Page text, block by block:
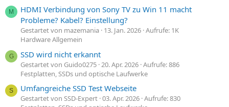
M
HDMI Verbindung von Sony TV zu Win 11 macht
Probleme? Kabel? Einstellung?
Gestartet von mazemania 13. Jan. 2026 Aufrufe: 1K
Hardware Allgemein
G SSD wird nicht erkannt
Gestartet von Guido0275 20. Apr. 2026 Aufrufe: 886
Festplatten, SSDs und optische Laufwerke
S Umfangreiche SSD Test Webseite
Gestartet von SSD-Expert 03. Apr. 2026 Aufrufe: 830